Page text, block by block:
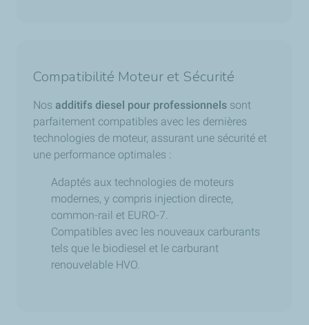
Compatibilité Moteur et Sécurité
Nos additifs diesel pour professionnels sont
parfaitement compatibles avec les dernières
technologies de moteur, assurant une sécurité et
une performance optimales :
Adaptés aux technologies de moteurs
modernes, y compris injection directe,
common-rail et EURO-7.
Compatibles avec les nouveaux carburants
tels que le biodiesel et le carburant
renouvelable HVO.